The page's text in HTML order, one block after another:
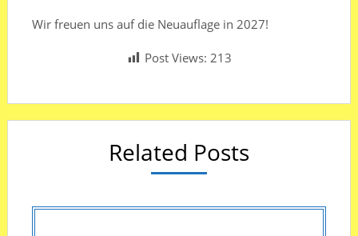
Wir freuen uns auf die Neuauflage in 2027!
Post Views: 213
Related Posts